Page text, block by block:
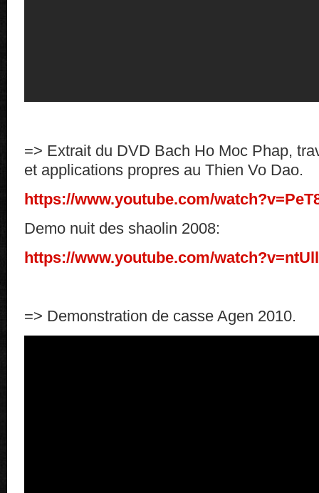
=> Extrait du DVD Bach Ho Moc Phap,
et applications propres au Thien Vo Dao.
https://www.youtube.com/
Demo nuit des shaolin 2008:
https://www.youtube.com/
=> Demonstration de casse Agen 2010.